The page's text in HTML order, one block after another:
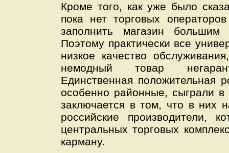
Кроме того, как уже было
пока нет торговых
заполнить магазин большим
Поэтому практически все
низкое качество
немодный товар
Единственная положительная
особенно районные, сыграли
заключается в том, что в них
российские производители,
центральных торговых
карману.